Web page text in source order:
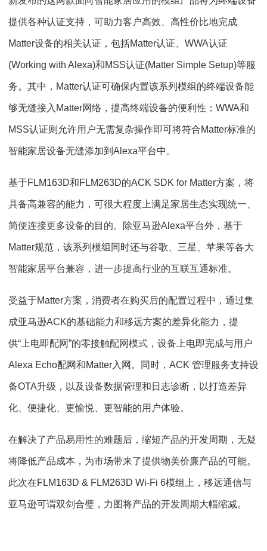
提供各种认证支持，可助力客户高效、高性价比地完成
Matter设备的相关认证，包括Matter认证、WWA认证
(Working with Alexa)和MSS认证(Matter Simple Setup)等服
务。其中，Matter认证可确保内置该系列模组的终端设备能
够无缝接入Matter网络，提高终端设备的便利性；WWA和
MSS认证则允许用户无需复杂操作即可将符合Matter标准的
智能家居设备无缝添加到Alexa平台中。
基于FLM163D和FLM263D的ACK SDK for Matter方案，将
具备高兼容的能力，可很大程度上满足家居生态实现统一、
简便连接更多设备的目的。除亚马逊Alexa平台外，基于
Matter规范，该系列模组同时还与谷歌、三星、苹果等各大
智能家居平台兼容，进一步提高行业的互联互通标准。
受益于Matter方案，消费者在购买后的配置过程中，通过集
成亚马逊ACK的基础能力和移远方案的差异化能力，提
供“上电即配网”的零接触配网模式，设备上电即完成与用户
Alexa Echo配网和Matter入网。同时，ACK 管理服务支持设
备OTA升级，以及设备数据管理和日志诊断，以打造差异
化、便捷化、更愉悦、更智能的用户体验。
在解决了产品易用性的难题后，缩短产品的开发周期，无疑
将降低产品成本，为市场带来了提供物美价廉产品的可能。
此次在FLM163D & FLM263D Wi-Fi 6模组上，移远通信与
亚马逊可谓双剑合璧，力图将产品的开发周期大幅缩减。